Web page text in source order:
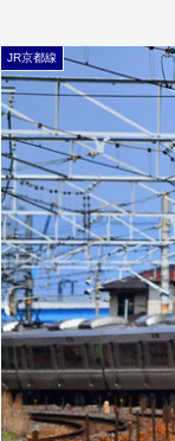
JR京都線